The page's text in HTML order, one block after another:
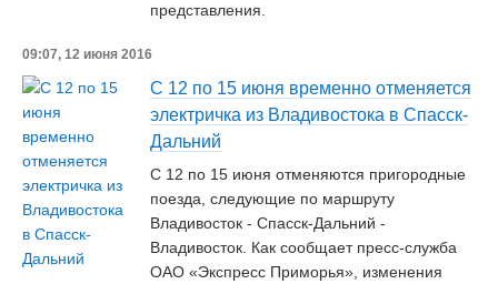
представления.
09:07, 12 июня 2016
С 12 по 15 июня временно отменяется
электричка из Владивостока в Спасск-
Дальний
С 12 по 15 июня отменяются пригородные
поезда, следующие по маршруту
Владивосток - Спасск-Дальний -
Владивосток. Как сообщает пресс-служба
ОАО «Экспресс Приморья», изменения